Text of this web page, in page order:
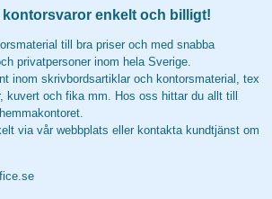
kontorsvaror enkelt och billigt!
till bra priser och med snabba
privatpersoner inom hela Sverige.
inom skrivbordsartiklar och kontorsmaterial, tex
kuvert och fika mm. Hos oss hittar du allt till
via vår webbplats eller kontakta kundtjänst om